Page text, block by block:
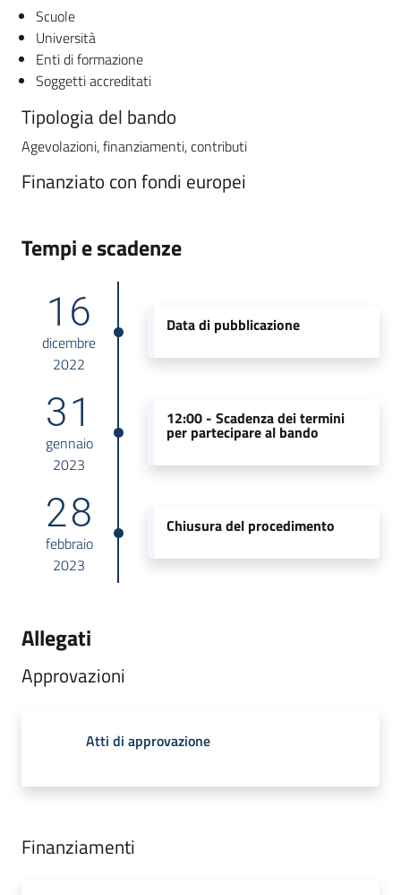
Scuole
Università
Enti di formazione
Soggetti accreditati
Tipologia del bando
Agevolazioni, finanziamenti, contributi
Finanziato con fondi europei
Tempi e scadenze
16
dicembre
2022
Data di pubblicazione
31
gennaio
2023
12:00 - Scadenza dei termini
per partecipare al bando
28
febbraio
2023
Chiusura del procedimento
Allegati
Approvazioni
Atti di approvazione
Finanziamenti